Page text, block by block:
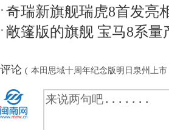
奇瑞新旗舰瑞虎8首发亮
敞篷版的旗舰 宝马8系量
评论 ( 本田思域十周年纪念版明日泉州上市